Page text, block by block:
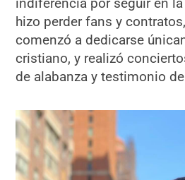
indiferencia por seguir en
hizo perder fans y
comenzó a dedicarse
cristiano, y realizó
de alabanza y testimonio